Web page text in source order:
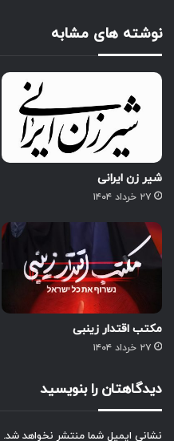
نوشته های مشابه
شیر زن ایرانی
۲۷ خرداد ۱۴۰۴
مکتب اقتدار زینبی
۲۷ خرداد ۱۴۰۴
دیدگاهتان را بنویسید
نشانی ایمیل شما منتشر نخواهد شد.